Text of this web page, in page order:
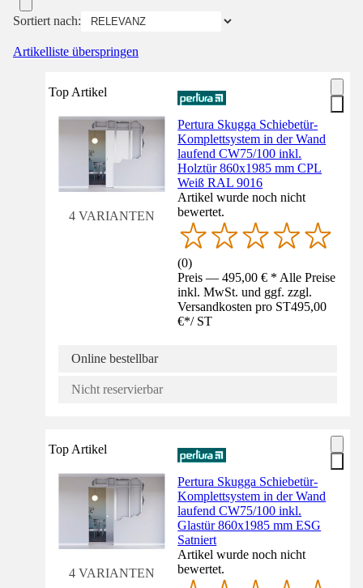
Sortiert nach:
Artikelliste überspringen
Top Artikel
4 VARIANTEN
Pertura Skugga Schiebetür-
Komplettsystem in der Wand
laufend CW75/100 inkl.
Holztür 860x1985 mm CPL
Weiß RAL 9016
Artikel wurde noch nicht
bewertet.
(0)
Preis — 495,00 € * Alle Preise
inkl. MwSt. und ggf. zzgl.
Versandkosten pro ST495,00
€*/ ST
Online bestellbar
Nicht reservierbar
Top Artikel
4 VARIANTEN
Pertura Skugga Schiebetür-
Komplettsystem in der Wand
laufend CW75/100 inkl.
Glastür 860x1985 mm ESG
Satniert
Artikel wurde noch nicht
bewertet.